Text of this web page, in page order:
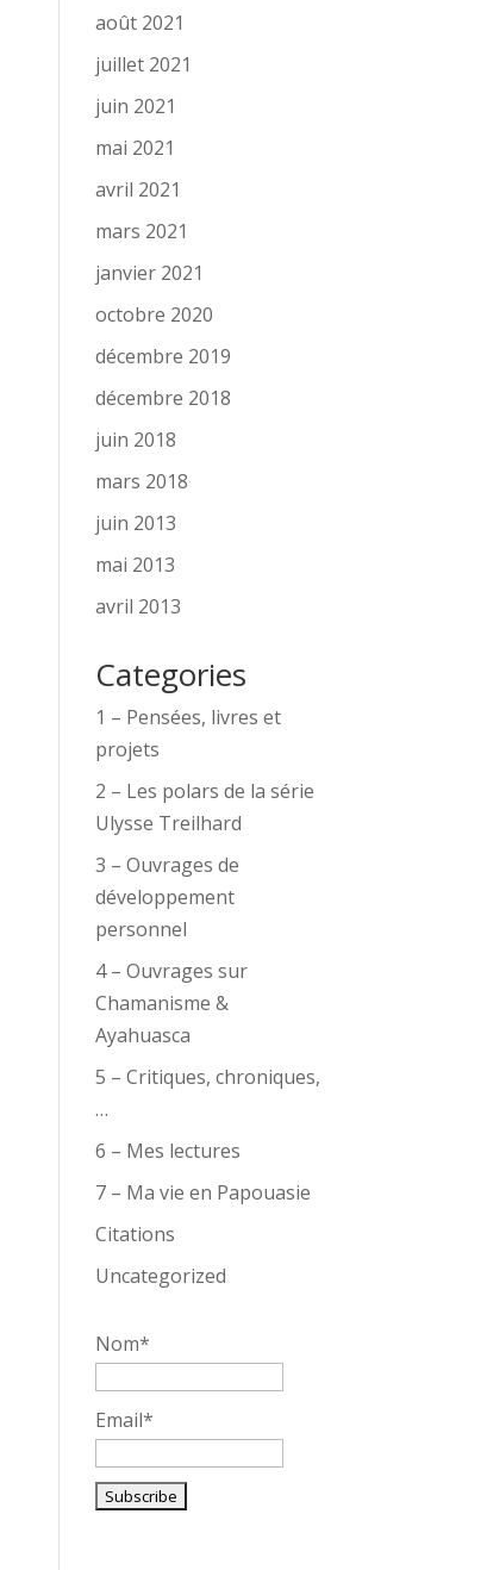
août 2021
juillet 2021
juin 2021
mai 2021
avril 2021
mars 2021
janvier 2021
octobre 2020
décembre 2019
décembre 2018
juin 2018
mars 2018
juin 2013
mai 2013
avril 2013
Categories
1 – Pensées, livres et
projets
2 – Les polars de la série
Ulysse Treilhard
3 – Ouvrages de
développement
personnel
4 – Ouvrages sur
Chamanisme &
Ayahuasca
5 – Critiques, chroniques,
…
6 – Mes lectures
7 – Ma vie en Papouasie
Citations
Uncategorized
Nom*
Email*